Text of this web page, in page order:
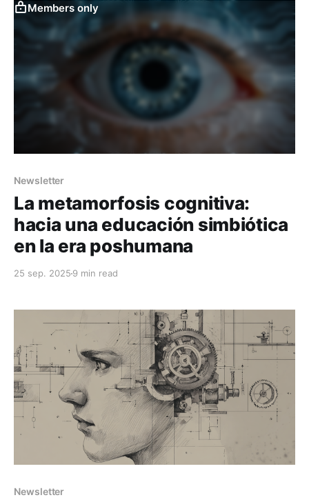
Members only
Newsletter
La metamorfosis cognitiva:
hacia una educación simbiótica
en la era poshumana
25 sep. 2025 9 min read
Newsletter